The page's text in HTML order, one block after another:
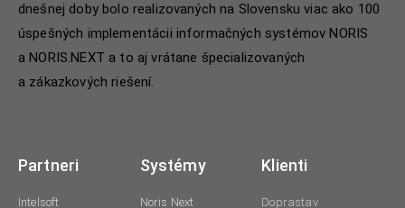
dnešnej doby bolo realizovaných na Slovensku viac ako 100
úspešných implementácii informačných systémov NORIS
a NORIS.NEXT a to aj vrátane špecializovaných
a zákazkových riešení.
Partneri
Intelsoft
Systémy
Noris Next
Klienti
Doprastav